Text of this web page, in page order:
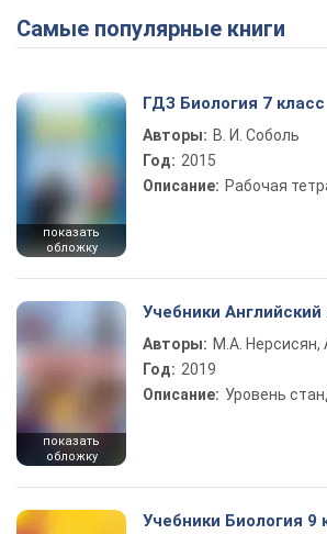
Самые популярные книги
показать
обложку
ГДЗ Биология 7 класс
Авторы: В. И. Соболь
Год: 2015
Описание: Рабочая
показать
обложку
Учебники
Авторы: М.А. Нерсисян,
Год: 2019
Описание: Уровень
Учебники Биология 9